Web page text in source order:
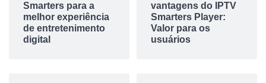
Smarters para a
melhor experiência
de entretenimento
digital
vantagens do IPTV
Smarters Player:
Valor para os
usuários